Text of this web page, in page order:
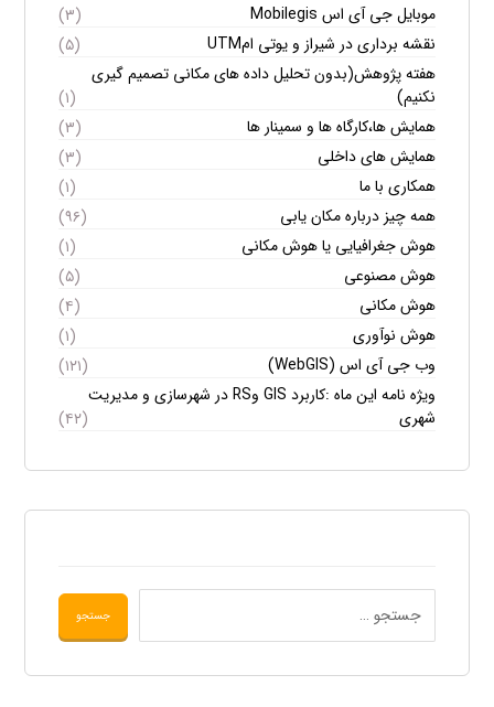
موبایل جی آی اس Mobilegis
(۳)
نقشه برداری در شیراز و یوتی امUTM
(۵)
هفته پژوهش(بدون تحلیل داده های مکانی تصمیم گیری
نکنیم)
(۱)
همایش ها،کارگاه ها و سمینار ها
(۳)
همایش های داخلی
(۳)
همکاری با ما
(۱)
همه چیز درباره مکان یابی
(۹۶)
هوش جغرافیایی یا هوش مکانی
(۱)
هوش مصنوعی
(۵)
هوش مکانی
(۴)
هوش نوآوری
(۱)
وب جی آی اس (WebGIS)
(۱۲۱)
ویژه نامه این ماه :کاربرد GIS وRS در شهرسازی و مدیریت
شهری
(۴۲)